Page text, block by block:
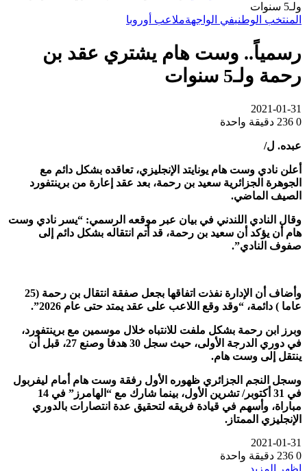
ولـ5 سنوات
المنتخب الوطنيفي الواجهةملاعب أوروبا
رسمياً.. وست هام يشتري عقد بن
رحمة ولـ5 سنوات
2021-01-31
0
دقيقة واحدة
عبده. ل/
أعلن نادي وست هام يونايتد الإنجليزي، تعاقده بشكل دائم مع
الجوهرة الجزائرية سعيد بن رحمة، بعد عقد إعارة من برينتفورد
الصيف الماضي.
وقال النادي اللندني في بيان عبر موقعه الرسمي: “يسر نادي وست
هام أن يؤكد أن سعيد بن رحمة، قد أتم انتقاله بشكل دائم إلى
صفوف النادي”.
وأضاف أن الإدارة نفذت اتفاقها بجعل صفقة انتقال بن رحمة (25
عاما ) دائمة، “وقد وقع اللاعب على عقد يمتد حتى عام 2026”.
وبرز ابن رحمة بشكل ملفت للانتباه خلال موسمين مع برينتفورد،
في دوري الدرجة الأولى، حيث سجل 30 هدفا وصنع 27، قبل أن
ينتقل إلى وست هام.
وسجل النجم الجزائري ظهوره الأول رفقة وست هام أمام ليفربول
في 31 أكتوبر/ تشرين الأول، بينما شارك مع “الهامرز” في 14
مباراة، وأسهم في قيادة فريقه لتحقيق عدة انتصارات بالدوري
الإنجليزي الممتاز.
2021-01-31
0
دقيقة واحدة